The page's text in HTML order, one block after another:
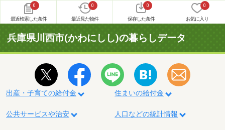
0
最近検索した条件
0
最近見た物件
0
保存した条件
0
お気に入り
兵庫県川西市(かわにしし)の暮らしデータ
出産・子育ての給付金 住まいの給付金
公共サービスや治安 人口などの統計情報